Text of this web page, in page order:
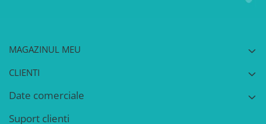
MAGAZINUL MEU
CLIENTI
Date comerciale
Suport clienti